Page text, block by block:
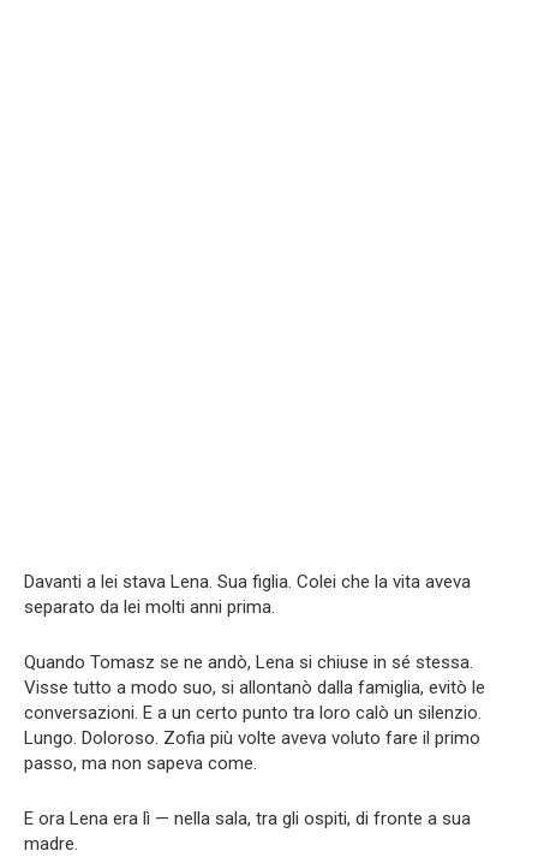
Davanti a lei stava Lena. Sua figlia. Colei che la vita aveva
separato da lei molti anni prima.
Quando Tomasz se ne andò, Lena si chiuse in sé stessa.
Visse tutto a modo suo, si allontanò dalla famiglia, evitò le
conversazioni. E a un certo punto tra loro calò un silenzio.
Lungo. Doloroso. Zofia più volte aveva voluto fare il primo
passo, ma non sapeva come.
E ora Lena era lì — nella sala, tra gli ospiti, di fronte a sua
madre.